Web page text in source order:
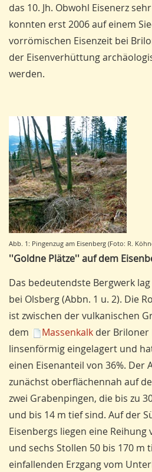
das 10. Jh. Obwohl Eisenerz
konnten erst 2006 auf einem
vorrömischen Eisenzeit bei
der Eisenverhüttung
werden.
Abb. 1: Pingenzug am Eisenberg (Foto: R.
''Goldne Plätze'' auf dem
Das bedeutendste Bergwerk
bei Olsberg (Abbn. 1 u. 2). Die
ist zwischen der vulkanischen
dem
Massenkalk der Briloner
linsenförmig eingelagert und
einen Eisenanteil von 36%. Der
zunächst oberflächennah auf
zwei Grabenpingen, die bis zu
und bis 14 m tief sind. Auf der
Eisenbergs liegen eine Reihung
und sechs Stollen 50 bis 170 m
einfallenden Erzgang vom